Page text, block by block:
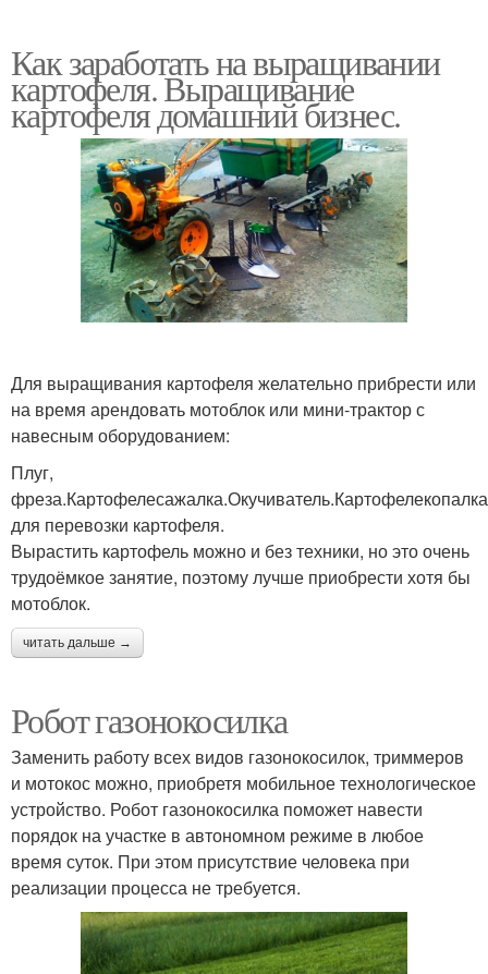
Как заработать на выращивании
картофеля. Выращивание
картофеля домашний бизнес.
Для выращивания картофеля желательно прибрести или
на время арендовать мотоблок или мини-трактор с
навесным оборудованием:
Плуг,
для перевозки картофеля.
Вырастить картофель можно и без техники, но это очень
трудоёмкое занятие, поэтому лучше приобрести хотя бы
мотоблок.
читать дальше →
Робот газонокосилка
Заменить работу всех видов газонокосилок, триммеров
и мотокос можно, приобретя мобильное технологическое
устройство. Робот газонокосилка поможет навести
порядок на участке в автономном режиме в любое
время суток. При этом присутствие человека при
реализации процесса не требуется.